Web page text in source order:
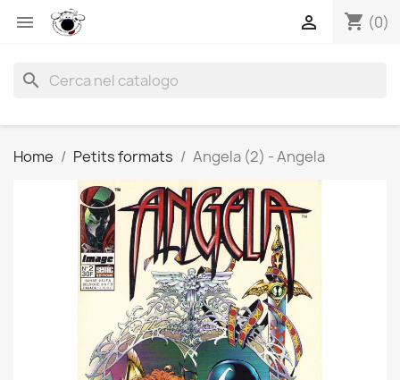
 shopping_cart (0)

search
Home Petits formats Angela (2) - Angela